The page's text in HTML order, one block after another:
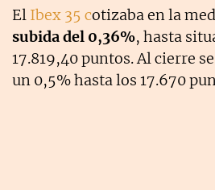
El Ibex 35 cotizaba en la
subida del 0,36%, hasta
17.819,40 puntos. Al cierre
un 0,5% hasta los 17.670